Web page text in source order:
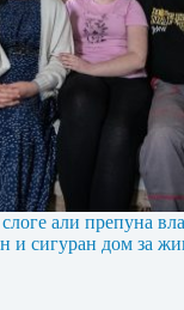
али препуна
и сигуран дом за